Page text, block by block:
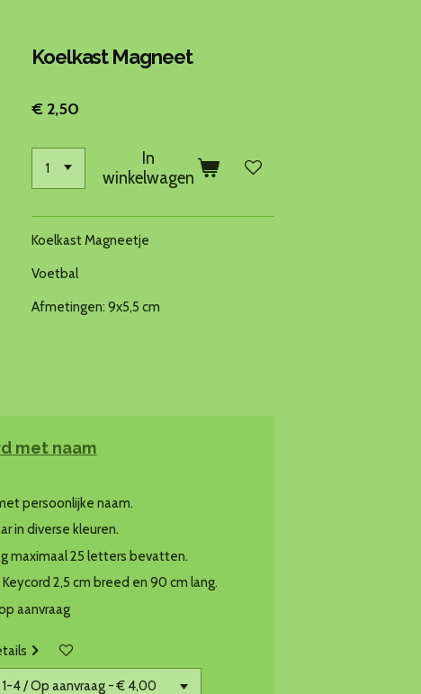
Koelkast Magneet
€ 2,50
In
winkelwagen
Koelkast Magneetje
Voetbal
Afmetingen: 9x5,5 cm
met naam
persoonlijke naam.
in diverse kleuren.
maximaal 25 letters bevatten.
2,5 cm breed en 90 cm lang.
aanvraag